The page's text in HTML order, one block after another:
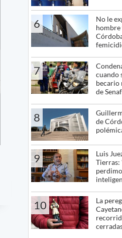
6
No le
hombre
7
cuando
becario
de Senaf
8
de
9
Luis
Tierras:
10
La